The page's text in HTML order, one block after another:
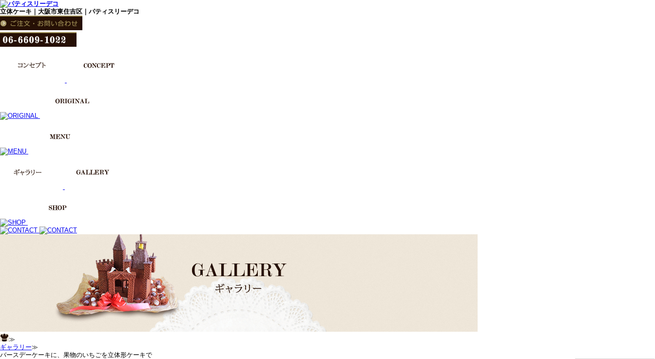
立体ケーキ｜大阪市東住吉区｜パティスリーデコ
≫
ギャラリー≫
バースデーケーキに、果物のいちごを立体形ケーキで